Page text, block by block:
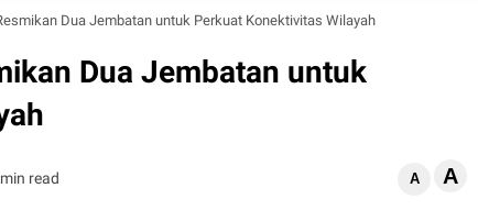
Dua Jembatan untuk Perkuat Konektivitas Wilayah
Dua Jembatan untuk
read A A